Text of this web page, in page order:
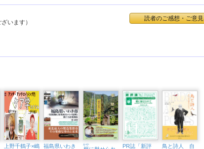
います）
読者のご感想・ご意見
上野千鶴子×嶋
福島県いわき
かや
PR誌「新評
鳥と詩人 自